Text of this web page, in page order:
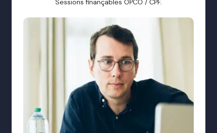
Sessions finançables OPCO / CPF.